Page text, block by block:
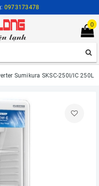
0973173478
0
Sumikura SKSC-250I/IC 250L